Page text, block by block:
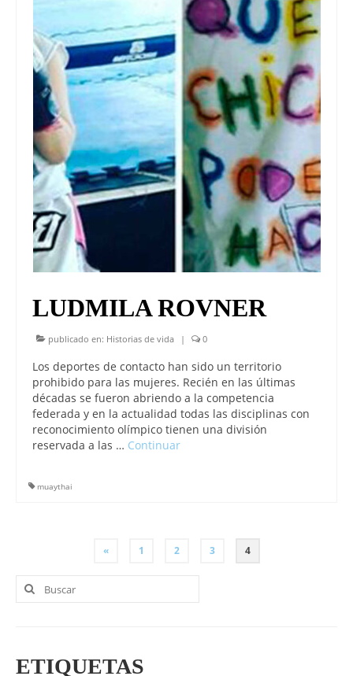
UNIVERSO CAD
NOTICIAS
CAD MEDIA
CAD FEDERAL
LUDMILA ROVNER
publicado en: Historias de vida | 0
Los deportes de contacto han sido un territorio
prohibido para las mujeres. Recién en las últimas
décadas se fueron abriendo a la competencia
federada y en la actualidad todas las disciplinas con
reconocimiento olímpico tienen una división
reservada a las … Continuar
muaythai
PAGINACIÓN
DE
ENTRADAS
« 1 2 3 4
Buscar
por:
ETIQUETAS